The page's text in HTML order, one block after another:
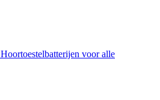
Hoortoestelbatterijen voor alle